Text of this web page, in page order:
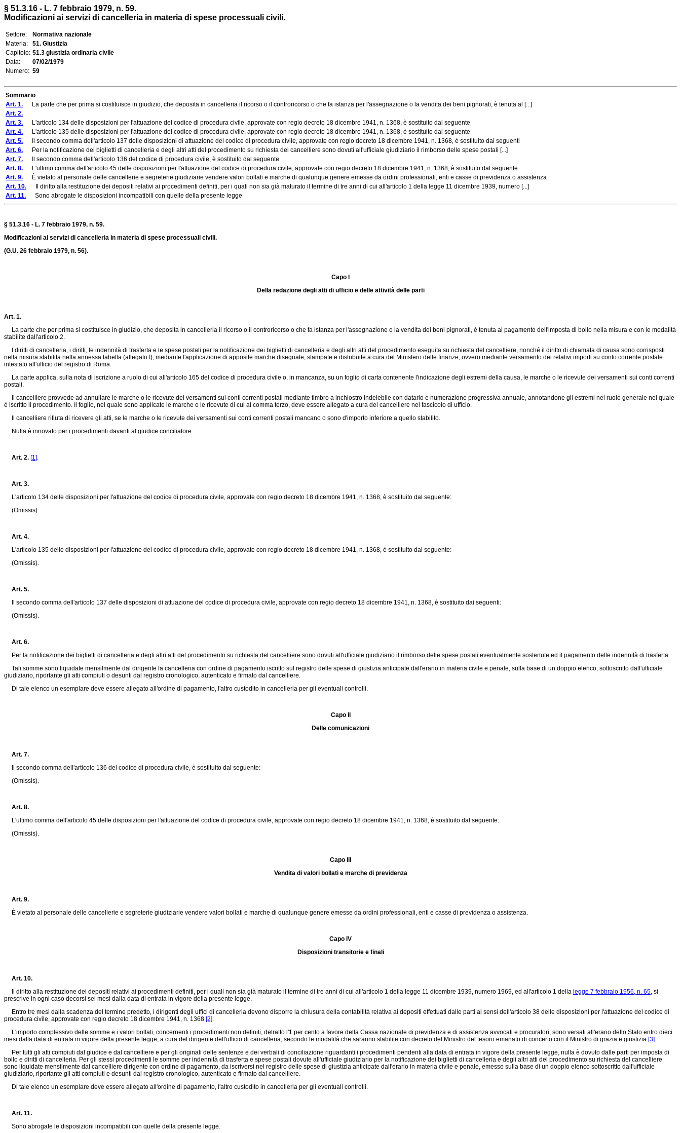
§ 51.3.16 - L. 7 febbraio 1979, n. 59.
Modificazioni ai servizi di cancelleria in materia di spese processuali civili.
Settore:
Normativa nazionale
Materia:
51. Giustizia
Capitolo: 51.3 giustizia ordinaria civile
Data:
07/02/1979
Numero: 59
Sommario
Art. 1. La parte che per prima si costituisce in giudizio, che deposita in cancelleria il ricorso o il controricorso o che fa istanza per l'assegnazione o la vendita dei beni pignorati, è tenuta al [...]
Art. 2.
Art. 3. L'articolo 134 delle disposizioni per l'attuazione del codice di procedura civile, approvate con regio decreto 18 dicembre 1941, n. 1368, è sostituito dal seguente
Art. 4. L'articolo 135 delle disposizioni per l'attuazione del codice di procedura civile, approvate con regio decreto 18 dicembre 1941, n. 1368, è sostituito dal seguente
Art. 5. Il secondo comma dell'articolo 137 delle disposizioni di attuazione del codice di procedura civile, approvate con regio decreto 18 dicembre 1941, n. 1368, è sostituito dai seguenti
Art. 6. Per la notificazione dei biglietti di cancelleria e degli altri atti del procedimento su richiesta del cancelliere sono dovuti all'ufficiale giudiziario il rimborso delle spese postali [...]
Art. 7. Il secondo comma dell'articolo 136 del codice di procedura civile, è sostituito dal seguente
Art. 8. L'ultimo comma dell'articolo 45 delle disposizioni per l'attuazione del codice di procedura civile, approvate con regio decreto 18 dicembre 1941, n. 1368, è sostituito dal seguente
Art. 9. È vietato al personale delle cancellerie e segreterie giudiziarie vendere valori bollati e marche di qualunque genere emesse da ordini professionali, enti e casse di previdenza o assistenza
Art. 10. Il diritto alla restituzione dei depositi relativi ai procedimenti definiti, per i quali non sia già maturato il termine di tre anni di cui all'articolo 1 della legge 11 dicembre 1939, numero [...]
Art. 11. Sono abrogate le disposizioni incompatibili con quelle della presente legge
§ 51.3.16 - L. 7 febbraio 1979, n. 59.
Modificazioni ai servizi di cancelleria in materia di spese processuali civili.
(G.U. 26 febbraio 1979, n. 56).
Capo I
Della redazione degli atti di ufficio e delle attività delle parti
Art. 1.
La parte che per prima si costituisce in giudizio, che deposita in cancelleria il ricorso o il controricorso o che fa istanza per l'assegnazione o la vendita dei beni pignorati, è tenuta al pagamento dell'imposta di bollo nella misura e con le modalità
stabilite dall'articolo 2.
I diritti di cancelleria, i diritti, le indennità di trasferta e le spese postali per la notificazione dei biglietti di cancelleria e degli altri atti del procedimento eseguita su richiesta del cancelliere, nonché il diritto di chiamata di causa sono corrisposti
nella misura stabilita nella annessa tabella (allegato I), mediante l'applicazione di apposite marche disegnate, stampate e distribuite a cura del Ministero delle finanze, ovvero mediante versamento dei relativi importi su conto corrente postale
intestato all'ufficio del registro di Roma.
La parte applica, sulla nota di iscrizione a ruolo di cui all'articolo 165 del codice di procedura civile o, in mancanza, su un foglio di carta contenente l'indicazione degli estremi della causa, le marche o le ricevute dei versamenti sui conti correnti
postali.
Il cancelliere provvede ad annullare le marche o le ricevute dei versamenti sui conti correnti postali mediante timbro a inchiostro indelebile con datario e numerazione progressiva annuale, annotandone gli estremi nel ruolo generale nel quale
è iscritto il procedimento. Il foglio, nel quale sono applicate le marche o le ricevute di cui al comma terzo, deve essere allegato a cura del cancelliere nel fascicolo di ufficio.
Il cancelliere rifiuta di ricevere gli atti, se le marche o le ricevute dei versamenti sui conti correnti postali mancano o sono d'importo inferiore a quello stabilito.
Nulla è innovato per i procedimenti davanti al giudice conciliatore.
Art. 2. [1].
Art. 3.
L'articolo 134 delle disposizioni per l'attuazione del codice di procedura civile, approvate con regio decreto 18 dicembre 1941, n. 1368, è sostituito dal seguente:
(Omissis).
Art. 4.
L'articolo 135 delle disposizioni per l'attuazione del codice di procedura civile, approvate con regio decreto 18 dicembre 1941, n. 1368, è sostituito dal seguente:
(Omissis).
Art. 5.
Il secondo comma dell'articolo 137 delle disposizioni di attuazione del codice di procedura civile, approvate con regio decreto 18 dicembre 1941, n. 1368, è sostituito dai seguenti:
(Omissis).
Art. 6.
Per la notificazione dei biglietti di cancelleria e degli altri atti del procedimento su richiesta del cancelliere sono dovuti all'ufficiale giudiziario il rimborso delle spese postali eventualmente sostenute ed il pagamento delle indennità di trasferta.
Tali somme sono liquidate mensilmente dal dirigente la cancelleria con ordine di pagamento iscritto sul registro delle spese di giustizia anticipate dall'erario in materia civile e penale, sulla base di un doppio elenco, sottoscritto dall'ufficiale
giudiziario, riportante gli atti compiuti o desunti dal registro cronologico, autenticato e firmato dal cancelliere.
Di tale elenco un esemplare deve essere allegato all'ordine di pagamento, l'altro custodito in cancelleria per gli eventuali controlli.
Capo II
Delle comunicazioni
Art. 7.
Il secondo comma dell'articolo 136 del codice di procedura civile, è sostituito dal seguente:
(Omissis).
Art. 8.
L'ultimo comma dell'articolo 45 delle disposizioni per l'attuazione del codice di procedura civile, approvate con regio decreto 18 dicembre 1941, n. 1368, è sostituito dal seguente:
(Omissis).
Capo III
Vendita di valori bollati e marche di previdenza
Art. 9.
È vietato al personale delle cancellerie e segreterie giudiziarie vendere valori bollati e marche di qualunque genere emesse da ordini professionali, enti e casse di previdenza o assistenza.
Capo IV
Disposizioni transitorie e finali
Art. 10.
Il diritto alla restituzione dei depositi relativi ai procedimenti definiti, per i quali non sia già maturato il termine di tre anni di cui all'articolo 1 della legge 11 dicembre 1939, numero 1969, ed all'articolo 1 della legge 7 febbraio 1956, n. 65, si
prescrive in ogni caso decorsi sei mesi dalla data di entrata in vigore della presente legge.
Entro tre mesi dalla scadenza del termine predetto, i dirigenti degli uffici di cancelleria devono disporre la chiusura della contabilità relativa ai depositi effettuati dalle parti ai sensi dell'articolo 38 delle disposizioni per l'attuazione del codice di
procedura civile, approvate con regio decreto 18 dicembre 1941, n. 1368 [2].
L'importo complessivo delle somme e i valori bollati, concernenti i procedimenti non definiti, detratto l'1 per cento a favore della Cassa nazionale di previdenza e di assistenza avvocati e procuratori, sono versati all'erario dello Stato entro dieci
mesi dalla data di entrata in vigore della presente legge, a cura del dirigente dell'ufficio di cancelleria, secondo le modalità che saranno stabilite con decreto del Ministro del tesoro emanato di concerto con il Ministro di grazia e giustizia [3].
Per tutti gli atti compiuti dal giudice e dal cancelliere e per gli originali delle sentenze e dei verbali di conciliazione riguardanti i procedimenti pendenti alla data di entrata in vigore della presente legge, nulla è dovuto dalle parti per imposta di
bollo e diritti di cancelleria. Per gli stessi procedimenti le somme per indennità di trasferta e spese postali dovute all'ufficiale giudiziario per la notificazione dei biglietti di cancelleria e degli altri atti del procedimento su richiesta del cancelliere
sono liquidate mensilmente dal cancelliere dirigente con ordine di pagamento, da iscriversi nel registro delle spese di giustizia anticipate dall'erario in materia civile e penale, emesso sulla base di un doppio elenco sottoscritto dall'ufficiale
giudiziario, riportante gli atti compiuti e desunti dal registro cronologico, autenticato e firmato dal cancelliere.
Di tale elenco un esemplare deve essere allegato all'ordine di pagamento, l'altro custodito in cancelleria per gli eventuali controlli.
Art. 11.
Sono abrogate le disposizioni incompatibili con quelle della presente legge.